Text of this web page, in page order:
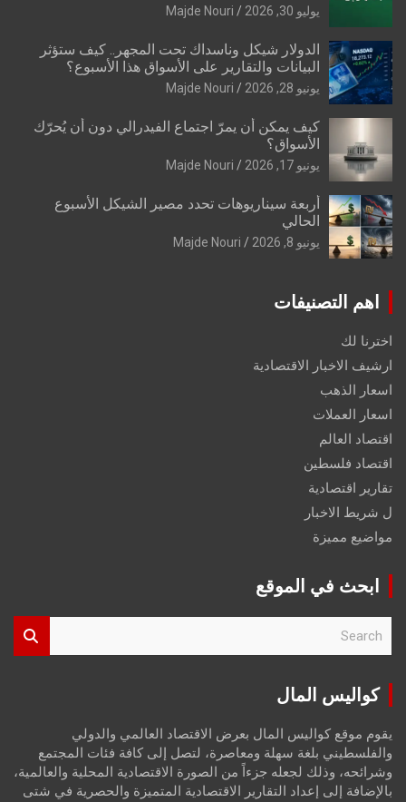
يوليو 30, 2026 Majde Nouri
الدولار شيكل وناسداك تحت المجهر.. كيف ستؤثر
البيانات والتقارير على الأسواق هذا الأسبوع؟
يونيو 28, 2026 Majde Nouri
كيف يمكن أن يمرّ اجتماع الفيدرالي دون أن يُحرّك
الأسواق؟
يونيو 17, 2026 Majde Nouri
أربعة سيناريوهات تحدد مصير الشيكل الأسبوع
الحالي
يونيو 8, 2026 Majde Nouri
اهم التصنيفات
اخترنا لك
ارشيف الاخبار الاقتصادية
اسعار الذهب
اسعار العملات
اقتصاد العالم
اقتصاد فلسطين
تقارير اقتصادية
ل شريط الاخبار
مواضيع مميزة
ابحث في الموقع
r
كواليس المال
يقوم موقع كواليس المال بعرض الاقتصاد العالمي والدولي
والفلسطيني بلغة سهلة ومعاصرة، لتصل إلى كافة فئات المجتمع
وشرائحه، وذلك لجعله جزءاً من الصورة الاقتصادية المحلية والعالمية،
بالإضافة إلى إعداد التقارير الاقتصادية المتميزة والحصرية في شتى